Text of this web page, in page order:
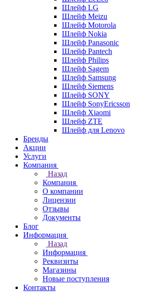
Шлейф LG
Шлейф Meizu
Шлейф Motorola
Шлейф Nokia
Шлейф Panasonic
Шлейф Pantech
Шлейф Philips
Шлейф Sagem
Шлейф Samsung
Шлейф Siemens
Шлейф SONY
Шлейф SonyEricsson
Шлейф Xiaomi
Шлейф ZTE
Шлейф для Lenovo
Бренды
Акции
Услуги
Компания
Назад
Компания
О компании
Лицензии
Отзывы
Документы
Блог
Информация
Назад
Информация
Реквизиты
Магазины
Новые поступления
Контакты